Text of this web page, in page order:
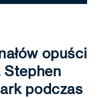
opuści
Stephen
podczas